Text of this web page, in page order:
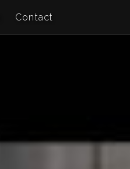
Contact